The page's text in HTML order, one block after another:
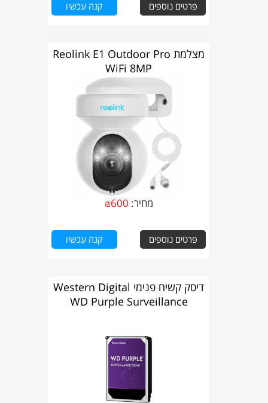
פרטים נוספים קנה עכשיו
מצלמת Reolink E1 Outdoor Pro
WiFi 8MP
מחיר: ₪600
פרטים נוספים קנה עכשיו
דיסק קשיח פנימי Western Digital
WD Purple Surveillance